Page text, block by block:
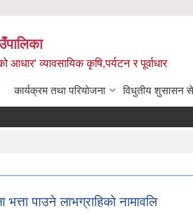
आधार' व्यावसायिक कृषि,पर्यटन र पूर्वाधार
कार्यक्रम तथा परियोजना विधुतीय शुसासन
पाउने लाभग्राहिकाे नामावलि